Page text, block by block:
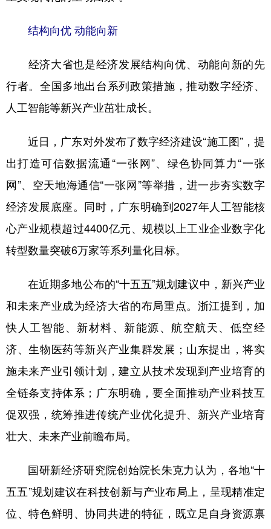
结构向优 动能向新
经济大省也是经济发展结构向优、动能向新的先
行者。全国多地出台系列政策措施，推动数字经济、
人工智能等新兴产业茁壮成长。
近日，广东对外发布了数字经济建设“施工图”，提
出打造可信数据流通“一张网”、绿色协同算力“一张
网”、空天地海通信“一张网”等举措，进一步夯实数字
经济发展底座。同时，广东明确到2027年人工智能核
心产业规模超过4400亿元、规模以上工业企业数字化
转型数量突破6万家等系列量化目标。
在近期多地公布的“十五五”规划建议中，新兴产业
和未来产业成为经济大省的布局重点。浙江提到，加
快人工智能、新材料、新能源、航空航天、低空经
济、生物医药等新兴产业集群发展；山东提出，将实
施未来产业引领计划，建立从技术发现到产业培育的
全链条支持体系；广东明确，要全面推动产业科技互
促双强，统筹推进传统产业优化提升、新兴产业培育
壮大、未来产业前瞻布局。
国研新经济研究院创始院长朱克力认为，各地“十
五五”规划建议在科技创新与产业布局上，呈现精准定
位、特色鲜明、协同共进的特征，既立足自身资源禀